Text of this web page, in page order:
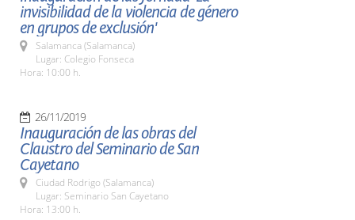
invisibilidad de la violencia de género
en grupos de exclusión'
Salamanca (Salamanca)
Lugar: Colegio Fonseca
Hora: 10:00 h.
26/11/2019
Inauguración de las obras del
Claustro del Seminario de San
Cayetano
Ciudad Rodrigo (Salamanca)
Lugar: Seminario San Cayetano
Hora: 13:00 h.